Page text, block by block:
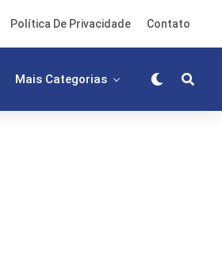
Política De Privacidade Contato
Mais Categorias